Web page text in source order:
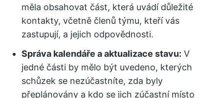
měla obsahovat část, která uvádí důležité
kontakty, včetně členů týmu, kteří vás
zastupují, a jejich odpovědnosti.
Správa kalendáře a aktualizace stavu: V
jedné části by mělo být uvedeno, kterých
schůzek se nezúčastníte, zda byly
přeplánovány a kdo se jich zúčastní místo